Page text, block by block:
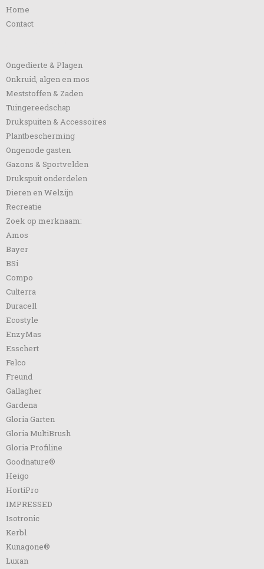
Home
Contact
Ongedierte & Plagen
Onkruid, algen en mos
Meststoffen & Zaden
Tuingereedschap
Drukspuiten & Accessoires
Plantbescherming
Ongenode gasten
Gazons & Sportvelden
Drukspuit onderdelen
Dieren en Welzijn
Recreatie
Zoek op merknaam:
Amos
Bayer
BSi
Compo
Culterra
Duracell
Ecostyle
EnzyMas
Esschert
Felco
Freund
Gallagher
Gardena
Gloria Garten
Gloria MultiBrush
Gloria Profiline
Goodnature®
Heigo
HortiPro
IMPRESSED
Isotronic
Kerbl
Kunagone®
Luxan